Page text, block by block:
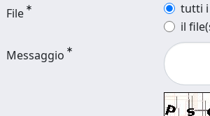
File
tutti i
il
Messaggio